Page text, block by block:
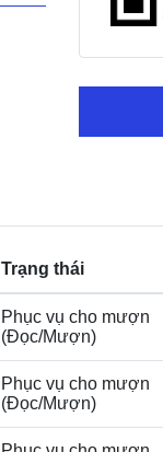
Trạng thái
Phục vụ cho mượn
(Đọc/Mượn)
Phục vụ cho mượn
(Đọc/Mượn)